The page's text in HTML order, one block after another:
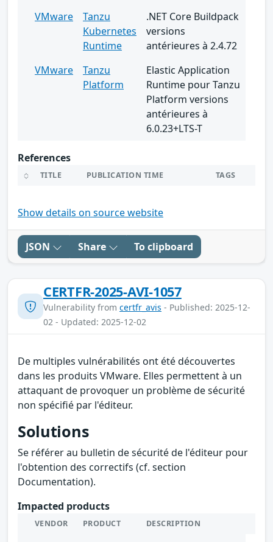
VMware
Tanzu
Kubernetes
Runtime
.NET Core Buildpack
versions
antérieures à 2.4.72
VMware
Tanzu
Platform
Elastic Application
Runtime pour Tanzu
Platform versions
antérieures à
6.0.23+LTS-T
References
TITLE PUBLICATION TIME TAGS
Show details on source website
JSON Share To clipboard
CERTFR-2025-AVI-1057
Vulnerability from certfr_avis - Published: 2025-12-
02 - Updated: 2025-12-02
De multiples vulnérabilités ont été découvertes
dans les produits VMware. Elles permettent à un
attaquant de provoquer un problème de sécurité
non spécifié par l'éditeur.
Solutions
Se référer au bulletin de sécurité de l'éditeur pour
l'obtention des correctifs (cf. section
Documentation).
Impacted products
VENDOR PRODUCT DESCRIPTION